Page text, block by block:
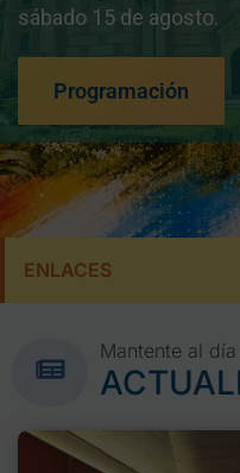
sábado 15 de agosto.
Programación
ENLACES
Mantente al día